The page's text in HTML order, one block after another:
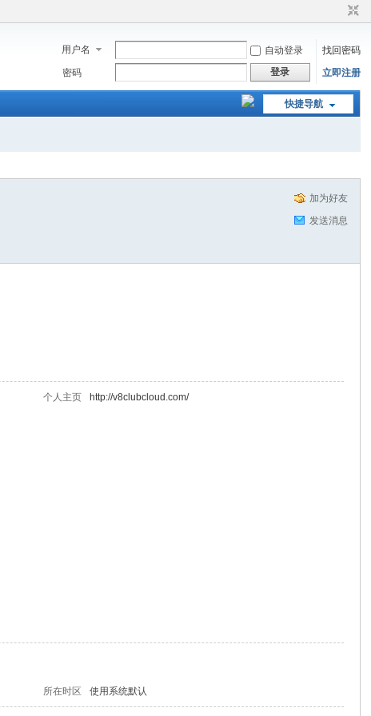
用户名 自动登录
找回密码
密码
登录 立即注册
快捷导航
加为好友
发送消息
个人主页
http://v8clubcloud.com/
所在时区 使用系统默认